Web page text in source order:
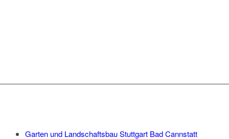
Garten und Landschaftsbau Stuttgart Bad Cannstatt